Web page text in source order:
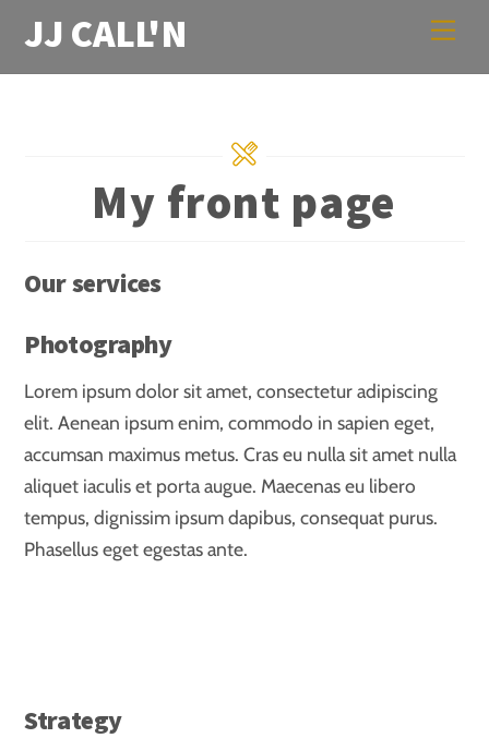
content
JJ CALL'N
My front page
Our services
Photography
Lorem ipsum dolor sit amet, consectetur adipiscing
elit. Aenean ipsum enim, commodo in sapien eget,
accumsan maximus metus. Cras eu nulla sit amet nulla
aliquet iaculis et porta augue. Maecenas eu libero
tempus, dignissim ipsum dapibus, consequat purus.
Phasellus eget egestas ante.
Strategy